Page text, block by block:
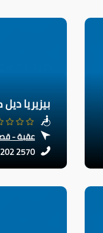
بيزيريا
عقبة -
2570